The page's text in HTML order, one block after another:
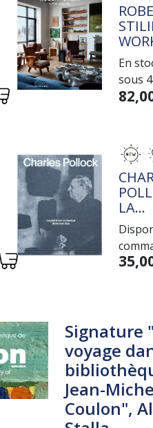
En
sous
LA
LIEU
Signature
voyage
Jean-
Coulon",